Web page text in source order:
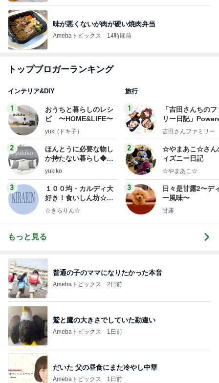
味が悪くないが肉が硬い焼肉弁当
Amebaトピックス 14時間前
トップブロガーランキング
インテリア&DIY
1
おうちと暮らしのレシ
ピ 〜HOME&LIFE〜
yuki (ドキ子）
2
ほんとうに必要な物し
か持たない暮らし◆Ke
ep Life Simple◆〜イ
yukiko
3
１００均・カルディ大
好き！食いしん坊☆き
らりん☆のブログ
☆きらりん☆
旅行
1
「吉田さんちの
リー日記」
y Ameba 吉田さ
ログ
吉田さんファミリー
2
☆やまあこ☆さん
ィズニー日記
☆やまあこ☆
3
日々是甘露2〜デ
ー風味〜
甘露
もっと見る
普通の子のママになりたかった本音
Amebaトピックス 2日前
鷲と鷹の大きさでしていた勘違い
Amebaトピックス 1日前
だいた 父の昼食にまた冷やし中華
Amebaトピックス 1日前